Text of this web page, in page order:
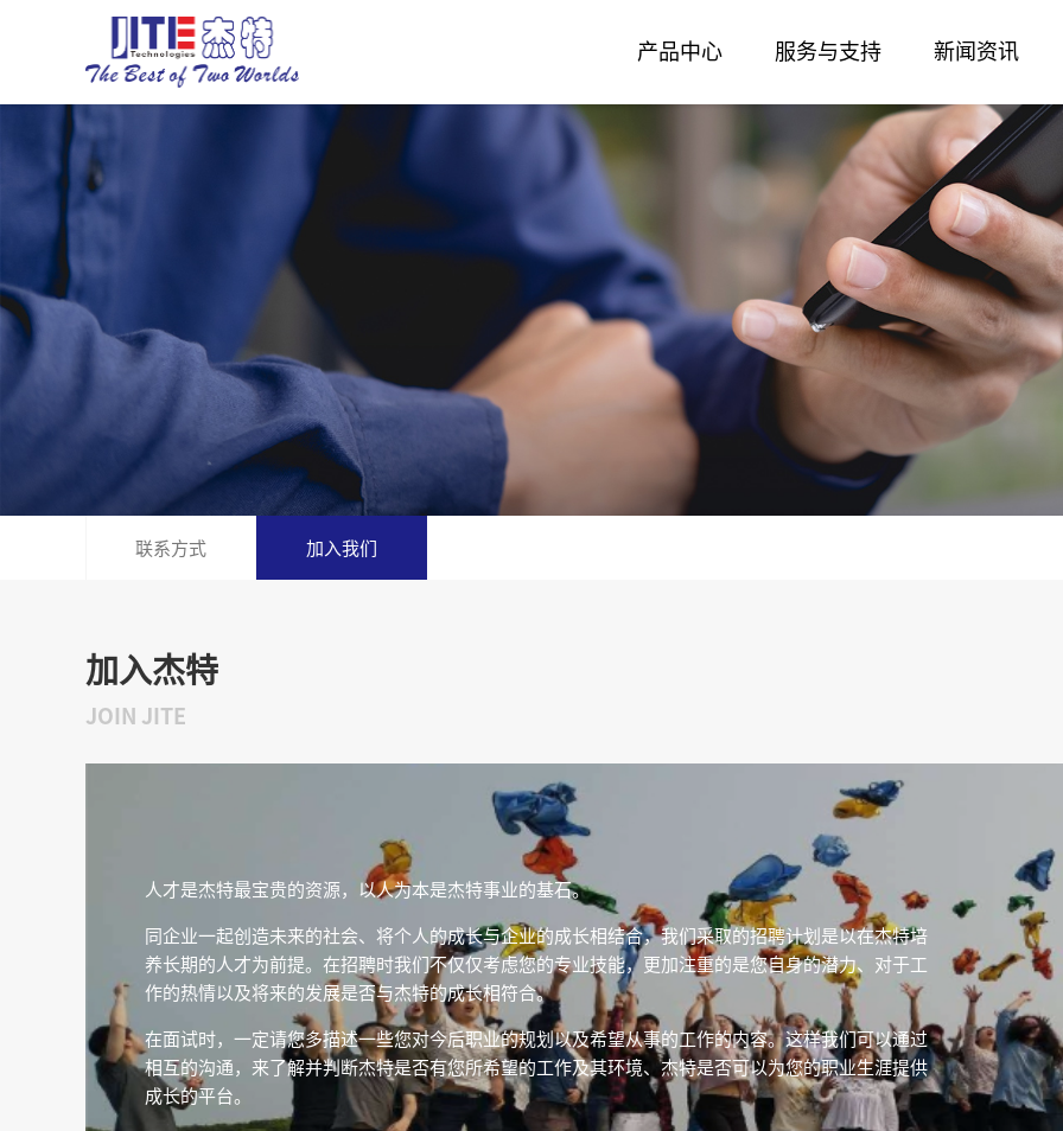
产品中心 服务与支持 新闻资讯
联系方式 加入我们
加入杰特
JOIN JITE
人才是杰特最宝贵的资源，以人为本是杰特事业的基石。
同企业一起创造未来的社会、将个人的成长与企业的成长相结合，我们采取的招聘计划是以在杰特培
养长期的人才为前提。在招聘时我们不仅仅考虑您的专业技能，更加注重的是您自身的潜力、对于工
作的热情以及将来的发展是否与杰特的成长相符合。
在面试时，一定请您多描述一些您对今后职业的规划以及希望从事的工作的内容。这样我们可以通过
相互的沟通，来了解并判断杰特是否有您所希望的工作及其环境、杰特是否可以为您的职业生涯提供
成长的平台。